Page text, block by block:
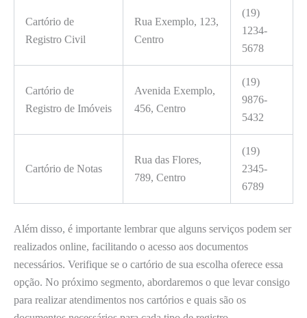
Cartório de
Registro Civil
Rua Exemplo, 123,
Centro
(19)
1234-
5678
Cartório de
Registro de Imóveis
Avenida Exemplo,
456, Centro
(19)
9876-
5432
Cartório de Notas
Rua das Flores,
789, Centro
(19)
2345-
6789
Além disso, é importante lembrar que alguns serviços podem ser
realizados online, facilitando o acesso aos documentos
necessários. Verifique se o cartório de sua escolha oferece essa
opção. No próximo segmento, abordaremos o que levar consigo
para realizar atendimentos nos cartórios e quais são os